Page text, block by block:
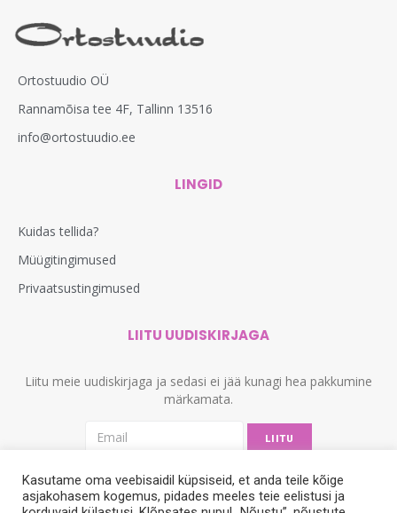
Ortostuudio OÜ
Rannamõisa tee 4F, Tallinn 13516
info@ortostuudio.ee
LINGID
Kuidas tellida?
Müügitingimused
Privaatsustingimused
LIITU UUDISKIRJAGA
Liitu meie uudiskirjaga ja sedasi ei jää kunagi hea pakkumine
märkamata.
LIITU
Kasutame oma veebisaidil küpsiseid, et anda teile kõige
asjakohasem kogemus, pidades meeles teie eelistusi ja